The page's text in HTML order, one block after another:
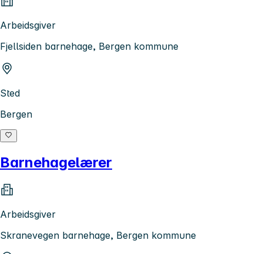
Arbeidsgiver
Fjellsiden barnehage, Bergen kommune
Sted
Bergen
Barnehagelærer
Arbeidsgiver
Skranevegen barnehage, Bergen kommune